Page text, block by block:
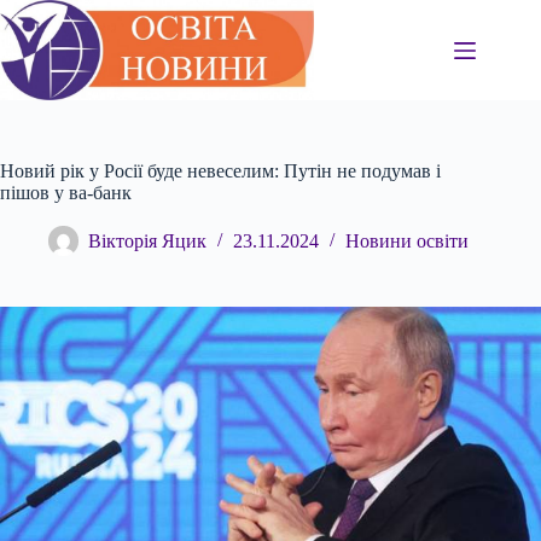
Перейти
до
вмісту
Новий рік у Росії буде невеселим: Путін не подумав і
пішов у ва-банк
Вікторія Яцик 23.11.2024 Новини освіти